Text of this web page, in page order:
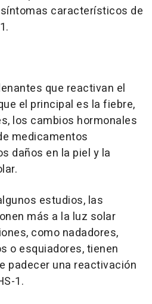
característicos de
que reactivan el
el principal es la fiebre,
los cambios hormonales
medicamentos
daños en la piel y la
estudios, las
más a la luz solar
como nadadores,
o esquiadores, tienen
padecer una reactivación
1.